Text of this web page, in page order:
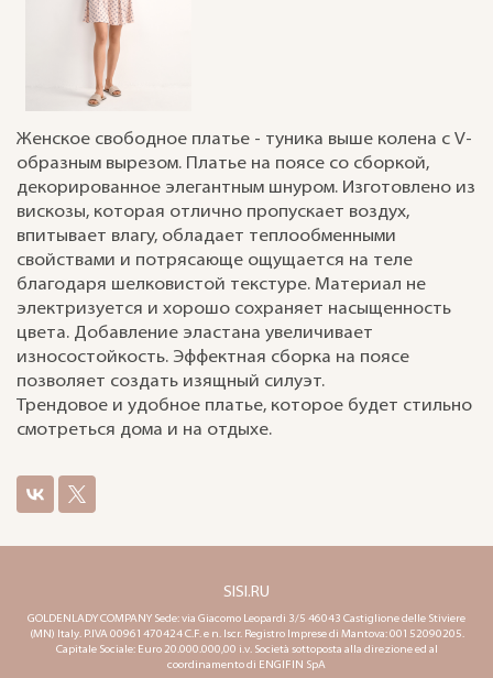
Женское свободное платье - туника выше колена с V-
образным вырезом. Платье на поясе со сборкой,
декорированное элегантным шнуром. Изготовлено из
вискозы, которая отлично пропускает воздух,
впитывает влагу, обладает теплообменными
свойствами и потрясающе ощущается на теле
благодаря шелковистой текстуре. Материал не
электризуется и хорошо сохраняет насыщенность
цвета. Добавление эластана увеличивает
износостойкость. Эффектная сборка на поясе
позволяет создать изящный силуэт.
Трендовое и удобное платье, которое будет стильно
смотреться дома и на отдыхе.
SISI.RU
GOLDENLADY COMPANY Sede: via Giacomo Leopardi 3/5 46043 Castiglione delle Stiviere
(MN) Italy. P.IVA 00961470424 C.F. e n. Iscr. Registro Imprese di Mantova: 00152090205.
Capitale Sociale: Euro 20.000.000,00 i.v. Società sottoposta alla direzione ed al
coordinamento di ENGIFIN SpA